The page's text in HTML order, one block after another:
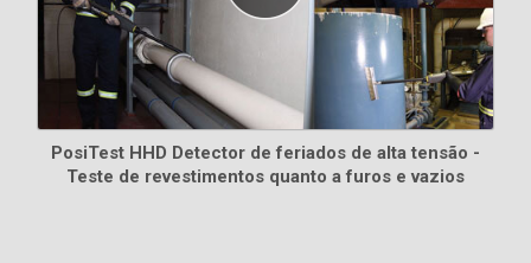
PosiTest HHD Detector de feriados de alta tensão -
Teste de revestimentos quanto a furos e vazios